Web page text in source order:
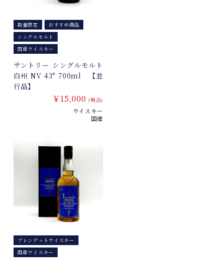
数量限定
おすすめ商品
シングルモルト
国産ウイスキー
サントリー シングルモルト
白州 NV 43° 700ml 【並
行品】
￥15,000 (税込)
ウイスキー
国産
ブレンデットウイスキー
国産ウイスキー